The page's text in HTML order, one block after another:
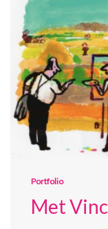
Portfolio
Met